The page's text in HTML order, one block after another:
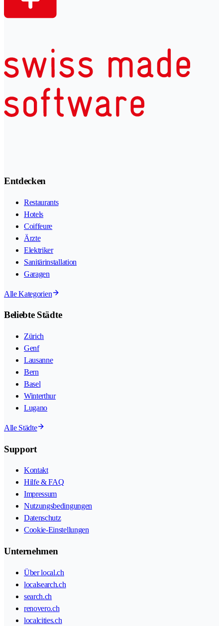
Entdecken
Restaurants
Hotels
Coiffeure
Ärzte
Elektriker
Sanitärinstallation
Garagen
Alle Kategorien
Beliebte Städte
Zürich
Genf
Lausanne
Bern
Basel
Winterthur
Lugano
Alle Städte
Support
Kontakt
Hilfe & FAQ
Impressum
Nutzungsbedingungen
Datenschutz
Cookie-Einstellungen
Unternehmen
Über local.ch
localsearch.ch
search.ch
renovero.ch
localcities.ch